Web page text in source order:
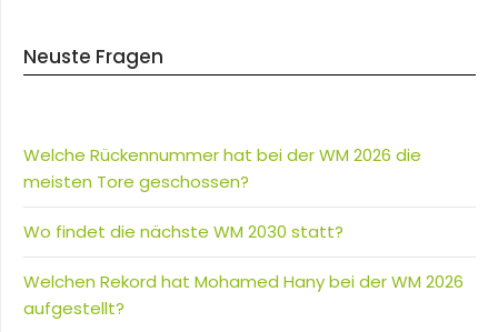
Neuste Fragen
Welche Rückennummer hat bei der WM 2026 die
meisten Tore geschossen?
Wo findet die nächste WM 2030 statt?
Welchen Rekord hat Mohamed Hany bei der WM 2026
aufgestellt?